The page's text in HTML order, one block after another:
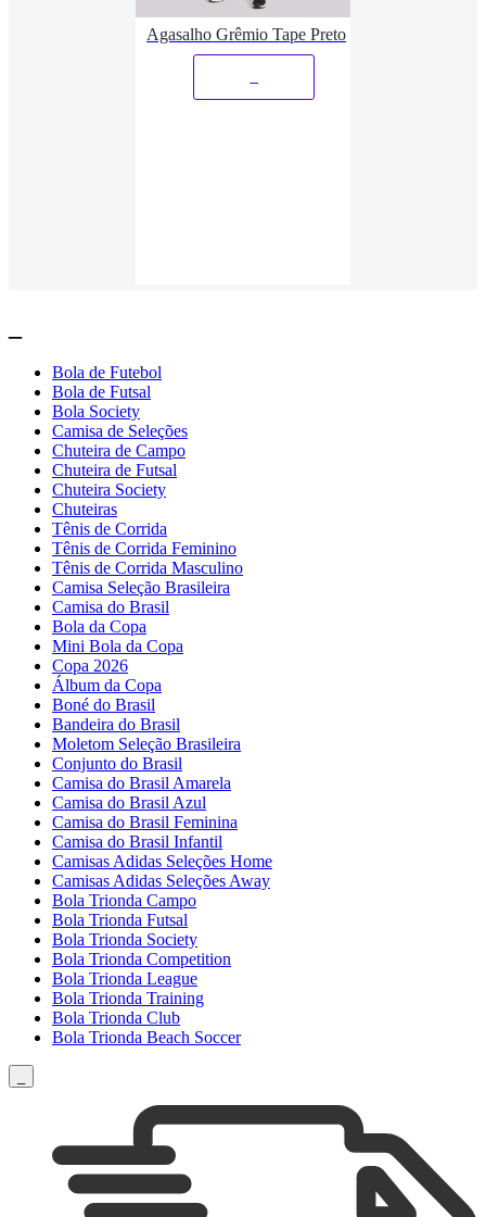
Agasalho Grêmio Tape Preto
Bola de Futebol
Bola de Futsal
Bola Society
Camisa de Seleções
Chuteira de Campo
Chuteira de Futsal
Chuteira Society
Chuteiras
Tênis de Corrida
Tênis de Corrida Feminino
Tênis de Corrida Masculino
Camisa Seleção Brasileira
Camisa do Brasil
Bola da Copa
Mini Bola da Copa
Copa 2026
Álbum da Copa
Boné do Brasil
Bandeira do Brasil
Moletom Seleção Brasileira
Conjunto do Brasil
Camisa do Brasil Amarela
Camisa do Brasil Azul
Camisa do Brasil Feminina
Camisa do Brasil Infantil
Camisas Adidas Seleções Home
Camisas Adidas Seleções Away
Bola Trionda Campo
Bola Trionda Futsal
Bola Trionda Society
Bola Trionda Competition
Bola Trionda League
Bola Trionda Training
Bola Trionda Club
Bola Trionda Beach Soccer